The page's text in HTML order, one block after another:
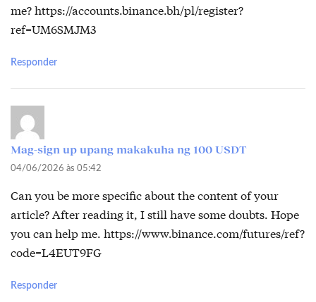
me?https://accounts.binance.bh/pl/register?
ref=UM6SMJM3
Responder
Mag-sign up upang makakuha ng 100 USDT
04/06/2026 às 05:42
Can you be more specific about the content of your
article? After reading it, I still have some doubts. Hope
you can help me. https://www.binance.com/futures/ref?
code=L4EUT9FG
Responder